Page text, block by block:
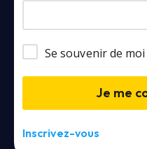
Se souvenir de moi
Je me
Inscrivez-vous